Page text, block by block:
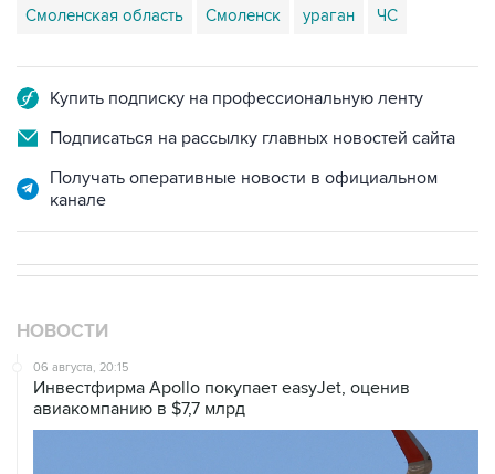
Подписаться на рассылку главных новостей сайта
Получать оперативные новости в официальном
канале
06 августа, 20:15
Инвестфирма Apollo покупает easyJet, оценив
авиакомпанию в $7,7 млрд